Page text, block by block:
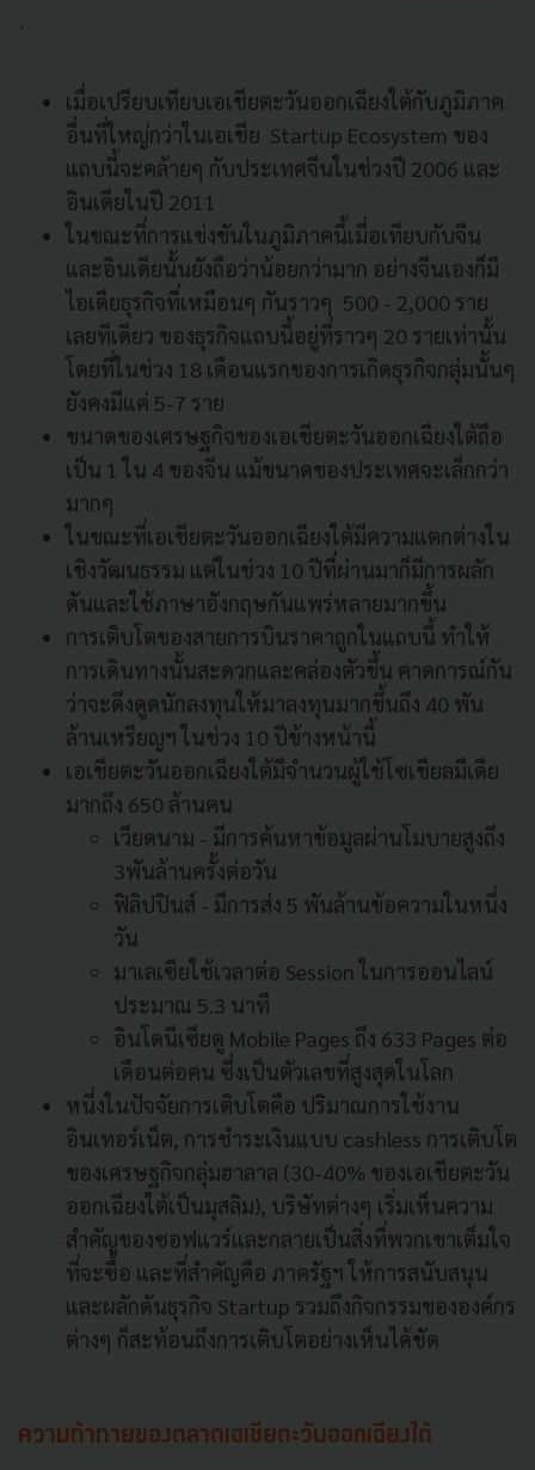
`
เมื่อเปรียบเทียบเอเชียตะวันออกเฉียงใต้กับภูมิภาค
อื่นที่ใหญ่กว่าในเอเชีย Startup Ecosystem ของ
แถบนี้จะคล้ายๆ กับประเทศจีนในช่วงปี 2006 และ
อินเดียในปี 2011
ในขณะที่การแข่งขันในภูมิภาคนี้เมื่อเทียบกับจีน
และอินเดียนั้นยังถือว่าน้อยกว่ามาก อย่างจีนเองก็มี
ไอเดียธุรกิจที่เหมือนๆ กันราวๆ 500 - 2,000 ราย
เลยทีเดียว ของธุรกิจแถบนี้อยู่ที่ราวๆ 20 รายเท่านั้น
โดยที่ในช่วง 18 เดือนแรกของการเกิดธุรกิจกลุ่มนั้นๆ
ยังคงมีแค่ 5-7 ราย
ขนาดของเศรษฐกิจของเอเชียตะวันออกเฉียงใต้ถือ
เป็น 1 ใน 4 ของจีน แม้ขนาดของประเทศจะเล็กกว่า
มากๆ
ในขณะที่เอเชียตะวันออกเฉียงใต้มีความแตกต่างใน
เชิงวัฒนธรรม แต่ในช่วง 10 ปีที่ผ่านมาก็มีการผลัก
ดันและใช้ภาษาอังกฤษกันแพร่หลายมากขึ้น
การเติบโตของสายการบินราคาถูกในแถบนี้ ทำให้
การเดินทางนั้นสะดวกและคล่องตัวขึ้น คาดการณ์กัน
ว่าจะดึงดูดนักลงทุนให้มาลงทุนมากขึ้นถึง 40 พัน
ล้านเหรียญฯ ในช่วง 10 ปีข้างหน้านี้
เอเชียตะวันออกเฉียงใต้มีจำนวนผู้ใช้โซเชียลมีเดีย
มากถึง 650 ล้านคน
เวียดนาม - มีการค้นหาข้อมูลผ่านโมบายสูงถึง
3พันล้านครั้งต่อวัน
ฟิลิปปินส์ - มีการส่ง 5 พันล้านข้อความในหนึ่ง
วัน
มาเลเซียใช้เวลาต่อ Session ในการออนไลน์
ประมาณ 5.3 นาที
อินโดนีเซียดู Mobile Pages ถึง 633 Pages ต่อ
เดือนต่อคน ซึ่งเป็นตัวเลขที่สูงสุดในโลก
หนึ่งในปัจจัยการเติบโตคือ ปริมาณการใช้งาน
อินเทอร์เน็ต, การชำระเงินแบบ cashless การเติบโต
ของเศรษฐกิจกลุ่มฮาลาล (30-40% ของเอเชียตะวัน
ออกเฉียงใต้เป็นมุสลิม), บริษัทต่างๆ เริ่มเห็นความ
สำคัญของซอฟแวร์และกลายเป็นสิ่งที่พวกเขาเต็มใจ
ที่จะซื้อ และที่สำคัญคือ ภาครัฐฯ ให้การสนับสนุน
และผลักดันธุรกิจ Startup รวมถึงกิจกรรมขององค์กร
ต่างๆ ก็สะท้อนถึงการเติบโตอย่างเห็นได้ชัด
ความท้าทายของตลาดเอเชียตะวันออกเฉียงใต้